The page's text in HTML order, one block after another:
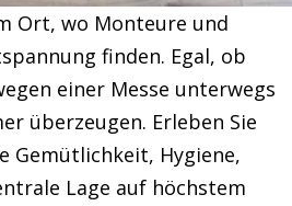
Ort, wo Monteure und
finden. Egal, ob
einer Messe unterwegs
überzeugen. Erleben Sie
Gemütlichkeit, Hygiene,
Lage auf höchstem